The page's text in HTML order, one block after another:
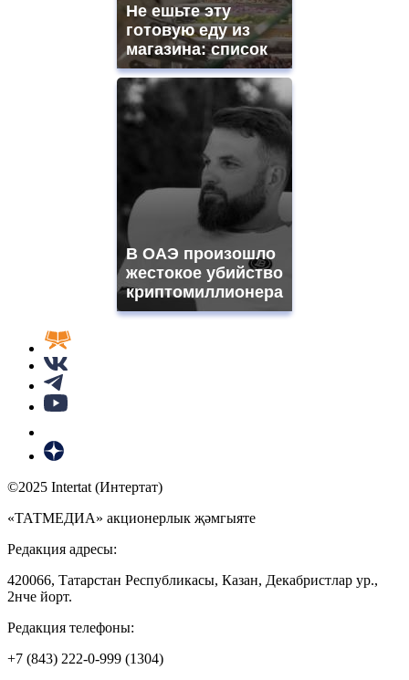
Не ешьте эту
готовую еду из
магазина: список
В ОАЭ произошло
жестокое убийство
криптомиллионера
©2025 Intertat (Интертат)
«ТАТМЕДИА» акционерлык җәмгыяте
Редакция адресы:
420066, Татарстан Республикасы, Казан, Декабристлар ур.,
2нче йорт.
Редакция телефоны:
+7 (843) 222-0-999 (1304)